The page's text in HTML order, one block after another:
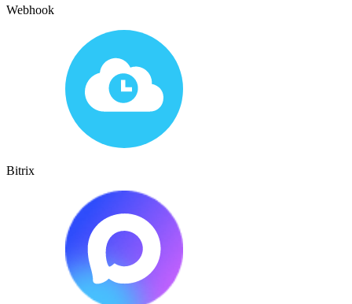
Webhook
Bitrix